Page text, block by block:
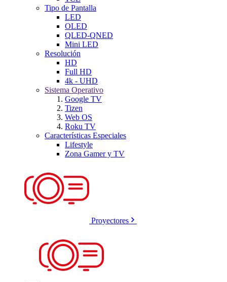
Tipo de Pantalla
LED
OLED
QLED-QNED
Mini LED
Resolución
HD
Full HD
4k - UHD
Sistema Operativo
Google TV
Tizen
Web OS
Roku TV
Características Especiales
Lifestyle
Zona Gamer y TV
Proyectores